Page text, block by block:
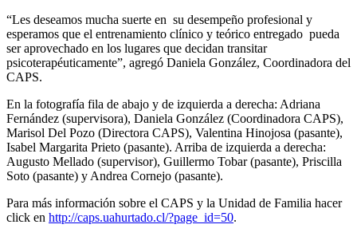
“Les deseamos mucha suerte en su desempeño profesional y
esperamos que el entrenamiento clínico y teórico entregado pueda
ser aprovechado en los lugares que decidan transitar
psicoterapéuticamente”, agregó Daniela González, Coordinadora del
CAPS.
En la fotografía fila de abajo y de izquierda a derecha: Adriana
Fernández (supervisora), Daniela González (Coordinadora CAPS),
Marisol Del Pozo (Directora CAPS), Valentina Hinojosa (pasante),
Isabel Margarita Prieto (pasante). Arriba de izquierda a derecha:
Augusto Mellado (supervisor), Guillermo Tobar (pasante), Priscilla
Soto (pasante) y Andrea Cornejo (pasante).
Para más información sobre el CAPS y la Unidad de Familia hacer
click en http://caps.uahurtado.cl/?page_id=50.